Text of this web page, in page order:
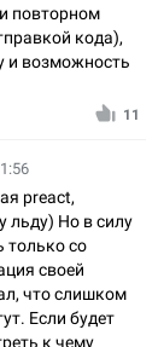
повторном
кода),
и возможность
11
preact,
льду) Но в силу
только со
своей
что слишком
Если будет
к чему